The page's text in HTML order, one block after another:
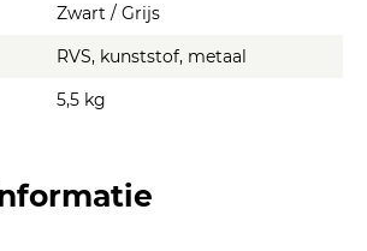
Zwart / Grijs
RVS, kunststof, metaal
5,5 kg